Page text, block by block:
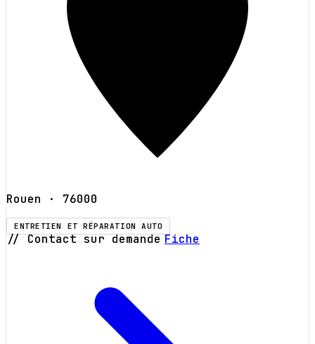
Rouen · 76000
ENTRETIEN ET RÉPARATION AUTO
// Contact sur demande Fiche